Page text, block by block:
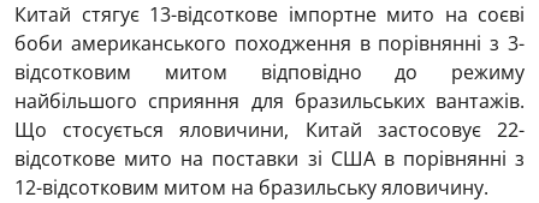
Китай стягує 13-відсоткове імпортне мито на соєві
боби американського походження в порівнянні з 3-
відсотковим митом відповідно до режиму
найбільшого сприяння для бразильських вантажів.
Що стосується яловичини, Китай застосовує 22-
відсоткове мито на поставки зі США в порівнянні з
12-відсотковим митом на бразильську яловичину.